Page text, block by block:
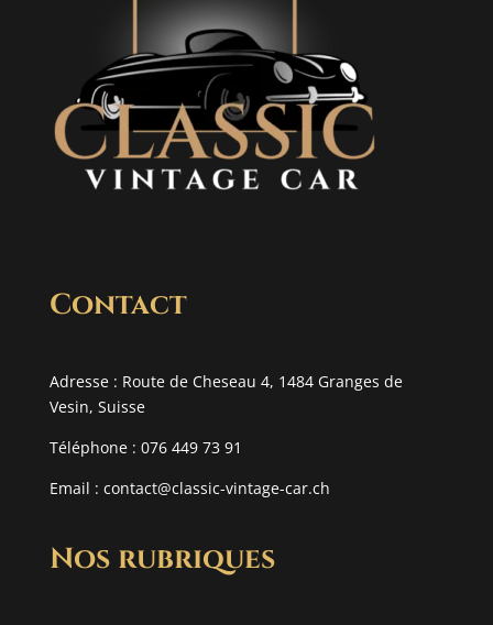
Contact
Adresse : Route de Cheseau 4, 1484 Granges de
Vesin, Suisse
Téléphone : 076 449 73 91
Email : contact@classic-vintage-car.ch
Nos rubriques